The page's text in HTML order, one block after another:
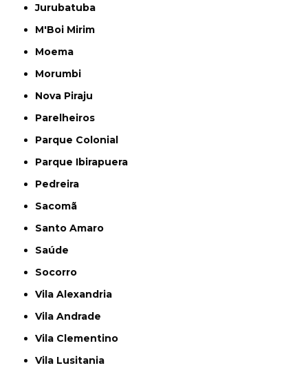
Jurubatuba
M'Boi Mirim
Moema
Morumbi
Nova Piraju
Parelheiros
Parque Colonial
Parque Ibirapuera
Pedreira
Sacomã
Santo Amaro
Saúde
Socorro
Vila Alexandria
Vila Andrade
Vila Clementino
Vila Lusitania